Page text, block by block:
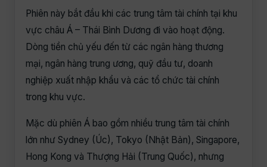
Phiên này bắt đầu khi các trung tâm tài chính tại khu
vực châu Á – Thái Bình Dương đi vào hoạt động.
Dòng tiền chủ yếu đến từ các ngân hàng thương
mại, ngân hàng trung ương, quỹ đầu tư, doanh
nghiệp xuất nhập khẩu và các tổ chức tài chính
trong khu vực.
Mặc dù phiên Á bao gồm nhiều trung tâm tài chính
lớn như Sydney (Úc), Tokyo (Nhật Bản), Singapore,
Hong Kong và Thượng Hải (Trung Quốc), nhưng